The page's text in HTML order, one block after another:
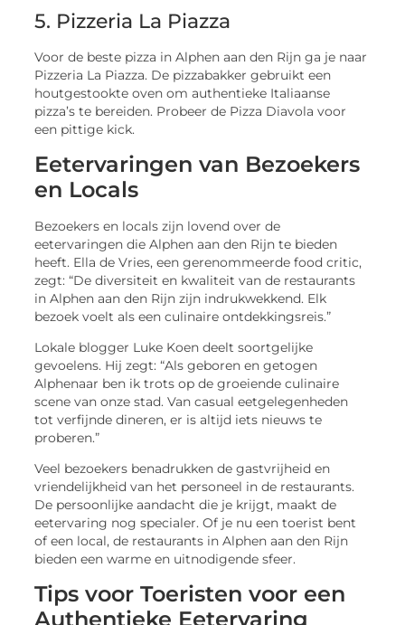
5. Pizzeria La Piazza
Voor de beste pizza in Alphen aan den Rijn ga je naar
Pizzeria La Piazza. De pizzabakker gebruikt een
houtgestookte oven om authentieke Italiaanse
pizza’s te bereiden. Probeer de Pizza Diavola voor
een pittige kick.
Eetervaringen van Bezoekers
en Locals
Bezoekers en locals zijn lovend over de
eetervaringen die Alphen aan den Rijn te bieden
heeft. Ella de Vries, een gerenommeerde food critic,
zegt: “De diversiteit en kwaliteit van de restaurants
in Alphen aan den Rijn zijn indrukwekkend. Elk
bezoek voelt als een culinaire ontdekkingsreis.”
Lokale blogger Luke Koen deelt soortgelijke
gevoelens. Hij zegt: “Als geboren en getogen
Alphenaar ben ik trots op de groeiende culinaire
scene van onze stad. Van casual eetgelegenheden
tot verfijnde dineren, er is altijd iets nieuws te
proberen.”
Veel bezoekers benadrukken de gastvrijheid en
vriendelijkheid van het personeel in de restaurants.
De persoonlijke aandacht die je krijgt, maakt de
eetervaring nog specialer. Of je nu een toerist bent
of een local, de restaurants in Alphen aan den Rijn
bieden een warme en uitnodigende sfeer.
Tips voor Toeristen voor een
Authentieke Eetervaring